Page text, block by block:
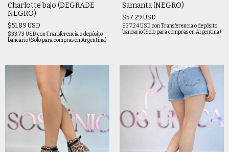
Charlotte bajo (DEGRADE
NEGRO)
$51.89 USD
$33.73 USD conTransferencia o depósito
bancario (Solo para compras en Argentina)
Samanta (NEGRO)
$57.29 USD
$37.24 USD conTransferencia o depósito
bancario (Solo para compras en Argentina)